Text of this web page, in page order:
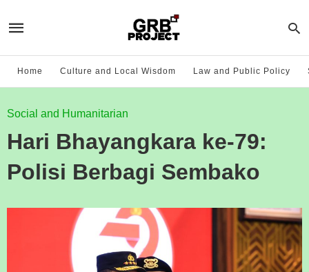
Home Culture and Local Wisdom Law and Public Policy
Social and Humanitarian
Hari Bhayangkara ke-79:
Polisi Berbagi Sembako